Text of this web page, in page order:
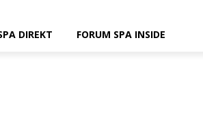
DIREKT FORUM SPA INSIDE